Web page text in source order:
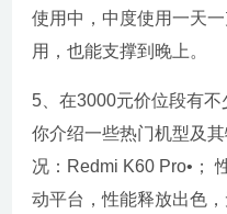
使用中，中度使用一天
用，也能支撑到晚上。
5、在3000元价位段有
你介绍一些热门机型及
况：Redmi K60 Pro•；
动平台，性能释放出色